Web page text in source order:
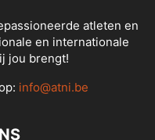
atleten en
en internationale
jou brengt!
info@atni.be